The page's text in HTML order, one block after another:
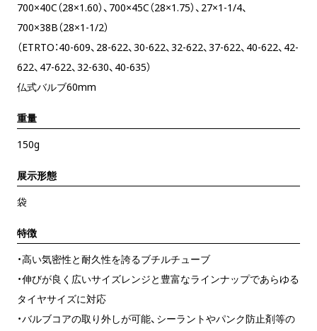
700×40C（28×1.60）、700×45C（28×1.75）、27×1-1/4、
700×38B（28×1-1/2）
（ETRTO：40-609、28-622、30-622、32-622、37-622、40-622、42-
622、47-622、32-630、40-635）
仏式バルブ60mm
重量
150g
展示形態
袋
特徴
・高い気密性と耐久性を誇るブチルチューブ
・伸びが良く広いサイズレンジと豊富なラインナップであらゆる
タイヤサイズに対応
・バルブコアの取り外しが可能、シーラントやパンク防止剤等の